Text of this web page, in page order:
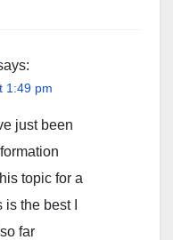
1:49 pm
just been
topic for a
the best I
far